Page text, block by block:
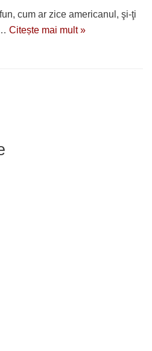
cum ar zice americanul, şi-ţi
Citește mai mult »